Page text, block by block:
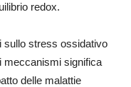
redox.
sullo stress ossidativo
meccanismi significa
delle malattie